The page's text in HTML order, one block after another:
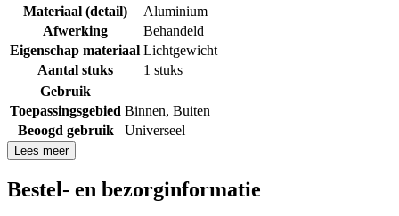
Materiaal (detail)
Aluminium
Afwerking
Behandeld
Eigenschap materiaal Lichtgewicht
Aantal stuks
1 stuks
Gebruik
Toepassingsgebied Binnen, Buiten
Beoogd gebruik
Universeel
Lees meer
Bestel- en bezorginformatie